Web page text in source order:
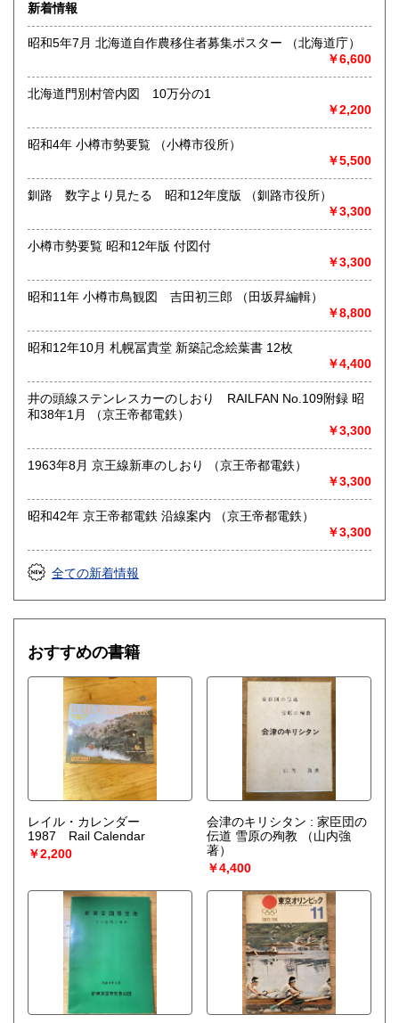
て管理しており、登録住所にはございません。また電話、ハ
ガキ、FAXでのご注文、ご質問等はお受けできません。ご了
承ください。
●対面での販売、お渡しはおこなっておりません●
●土・日・祝休&不定休●
●送料の事前表示が義務化されたことにより、当方の【単品ス
ピード注文(即決注文)】対象以外の商品は、「日本の古本
屋」側が自動的に設定している【300円】の送料が表示され
ておりますが、実際には送料を実費で頂戴いたします。未修
正の在庫に関しては随時、【単品スピード注文】への対応と
送料の入力を進めておりますので、どうぞご了承ください●
領収書をご希望されているお客様は、【必ず、お振込み/ご決
済前にご連絡ください】。お振込後/ご決済後には、ご希望に
沿えないことをご了承ください(即決ご注文をお選びの際に
は、ご注文の前後にご連絡ください)●
●御公費でのご購入の場合にも、「日本の古本屋」からのご注
文をお願い申し上げます。なお後払いでの公費ご購入は本体
価格3,000円以上からお受けいたします●
●お問い合わせはメールにて受け付けます。お名前、ご住所、
ご連絡先を記載のうえ、お問い合わせください●
沿線名：-
定休日：土日祝休&不定休
-
取り扱い分野
古書一般（その他）
新着情報
昭和5年7月 北海道自作農移住者募集ポスター （北海道庁）
￥6,600
北海道門別村管内図 10万分の1
￥2,200
昭和4年 小樽市勢要覧 （小樽市役所）
￥5,500
釧路 数字より見たる 昭和12年度版 （釧路市役所）
￥3,300
小樽市勢要覧 昭和12年版 付図付
￥3,300
昭和11年 小樽市鳥観図 吉田初三郎 （田坂昇編輯）
￥8,800
昭和12年10月 札幌冨貴堂 新築記念絵葉書 12枚
￥4,400
井の頭線ステンレスカーのしおり RAILFAN No.109附録 昭
和38年1月 （京王帝都電鉄）
￥3,300
1963年8月 京王線新車のしおり （京王帝都電鉄）
￥3,300
昭和42年 京王帝都電鉄 沿線案内 （京王帝都電鉄）
￥3,300
全ての新着情報
おすすめの書籍
レイル・カレンダー
1987 Rail Calendar
￥2,200
会津のキリシタン : 家臣団の
伝道 雪原の殉教
（山内強
著）
￥4,400